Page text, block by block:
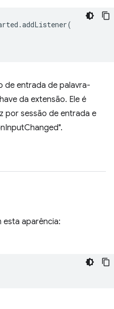
.addListener(
de entrada de palavra-
da extensão. Ele é
por sessão de entrada e
esta aparência: